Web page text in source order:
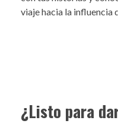
viaje hacia la influencia
¿Listo para